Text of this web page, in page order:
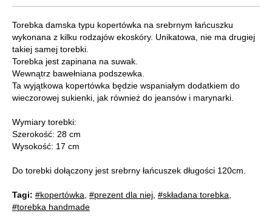
Torebka damska typu kopertówka na srebrnym łańcuszku
wykonana z kilku rodzajów ekoskóry. Unikatowa, nie ma drugiej
takiej samej torebki.
Torebka jest zapinana na suwak.
Wewnątrz bawełniana podszewka.
Ta wyjątkowa kopertówka będzie wspaniałym dodatkiem do
wieczorowej sukienki, jak również do jeansów i marynarki.
Wymiary torebki:
Szerokość: 28 cm
Wysokość: 17 cm
Do torebki dołączony jest srebrny łańcuszek długości 120cm.
Tagi: #kopertówka #prezent dla niej #składana torebka
#torebka handmade